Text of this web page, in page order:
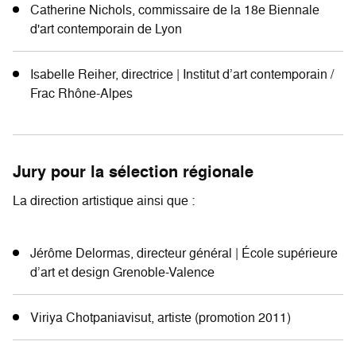
Catherine Nichols, commissaire de la 18e Biennale
d'art contemporain de Lyon
Isabelle Reiher, directrice | Institut d’art contemporain /
Frac Rhône-Alpes
Jury pour la sélection régionale
La direction artistique ainsi que :
Jérôme Delormas, directeur général | École supérieure
d’art et design Grenoble-Valence
Viriya Chotpaniavisut, artiste (promotion 2011)